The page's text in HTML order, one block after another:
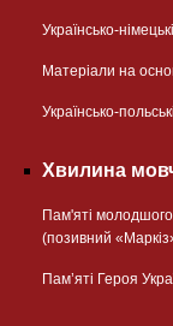
Українсько-
Матеріали на
Українсько-
Хвилина
Пам'яті
(позивний
Пам’яті Героя